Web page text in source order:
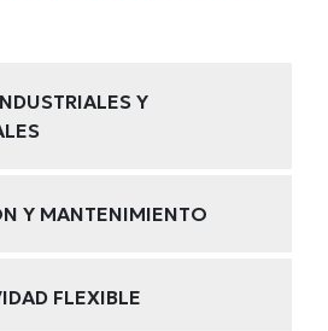
Y
Y MANTENIMIENTO
FLEXIBLE